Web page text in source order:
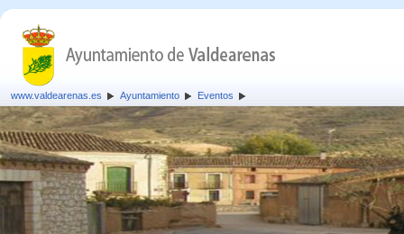
www.valdearenas.es Ayuntamiento Eventos